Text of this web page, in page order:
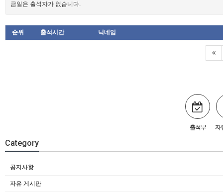
금일은 출석자가 없습니다.
순위 출석시간 닉네임
출석부 자
Category
공지사항
자유 게시판